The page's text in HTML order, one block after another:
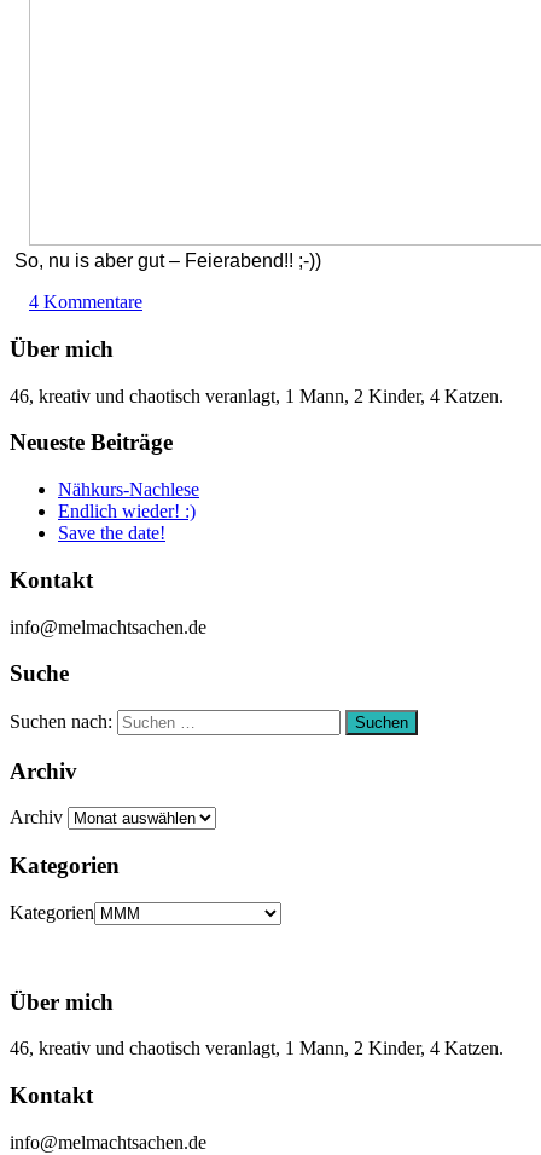
So, nu is aber gut – Feierabend!! ;-))
4 Kommentare
Über mich
46, kreativ und chaotisch veranlagt, 1 Mann, 2 Kinder, 4 Katzen.
Neueste Beiträge
Nähkurs-Nachlese
Endlich wieder! :)
Save the date!
Kontakt
info@melmachtsachen.de
Suche
Suchen nach: Suchen
Archiv
Archiv
Kategorien
Kategorien
Über mich
46, kreativ und chaotisch veranlagt, 1 Mann, 2 Kinder, 4 Katzen.
Kontakt
info@melmachtsachen.de